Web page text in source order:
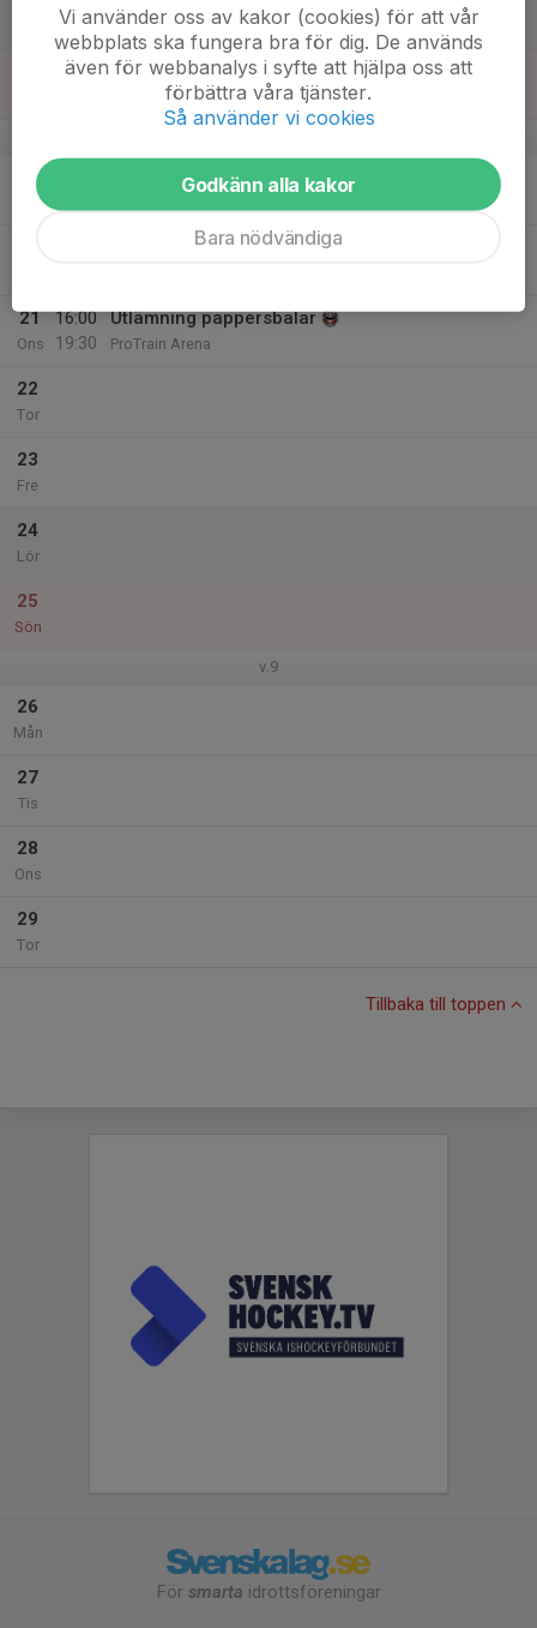
19
Mån
21
Ons
16:00
19:30
Utlämning pappersbalar
ProTrain Arena
22
Tor
23
Fre
24
Lör
25
Sön
v.9
26
Mån
27
Tis
28
Ons
29
Tor
Tillbaka till toppen
För smarta idrottsföreningar
Vi använder oss av kakor (cookies) för att vår
webbplats ska fungera bra för dig. De används
även för webbanalys i syfte att hjälpa oss att
förbättra våra tjänster.
Så använder vi cookies
Godkänn alla kakor
Bara nödvändiga